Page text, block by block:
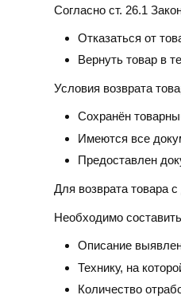
Согласно ст. 26.1
Отказаться от
Вернуть товар в
Условия возврата
Сохранён
Имеются все
Предоставлен
Для возврата товара
Необходимо
Описание
Технику, на
Количество